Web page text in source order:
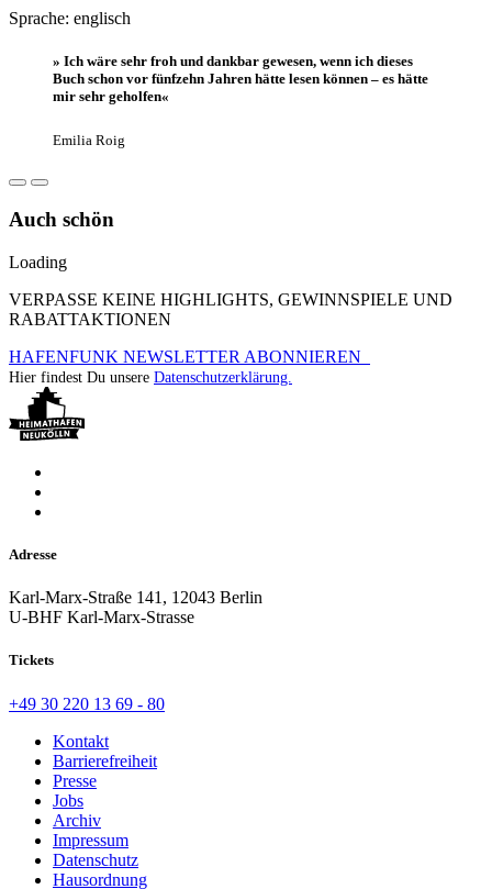
Sprache: englisch
» Ich wäre sehr froh und dankbar gewesen, wenn ich dieses
Buch schon vor fünfzehn Jahren hätte lesen können – es hätte
mir sehr geholfen«
Emilia Roig
Auch schön
Loading
VERPASSE KEINE HIGHLIGHTS, GEWINNSPIELE UND
RABATTAKTIONEN
HAFENFUNK NEWSLETTER ABONNIEREN
Hier findest Du unsere Datenschutzerklärung.
Adresse
Karl-Marx-Straße 141, 12043 Berlin
U-BHF Karl-Marx-Strasse
Tickets
+49 30 220 13 69 - 80
Kontakt
Barrierefreiheit
Presse
Jobs
Archiv
Impressum
Datenschutz
Hausordnung